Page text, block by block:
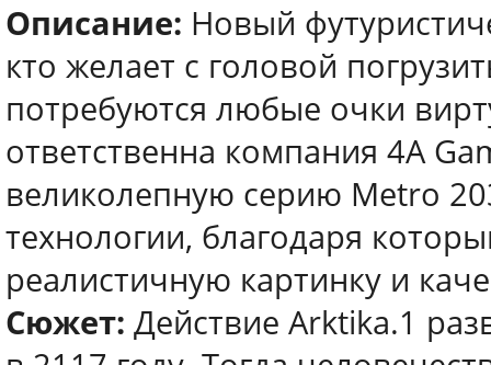
Описание: Новый
кто желает с головой
потребуются любые очки
ответственна компания 4A
великолепную серию Metro
технологии, благодаря
реалистичную картинку и
Сюжет: Действие Arktika.1